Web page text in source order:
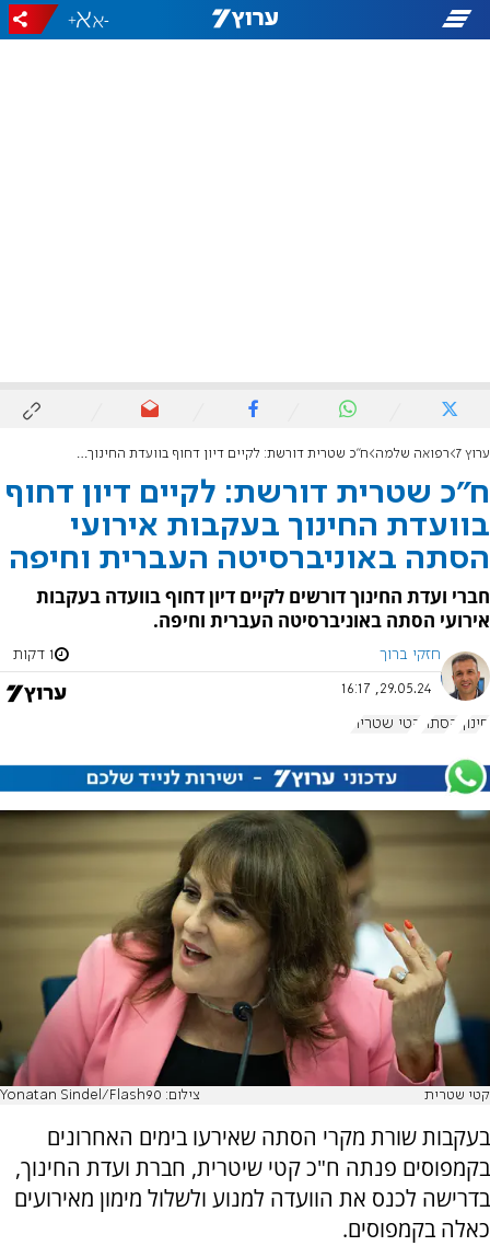
-
+
ערוץ 7 רפואה שלמה ח"כ שטרית דורשת: לקיים דיון דחוף בוועדת החינוך בעקבות אירועי הסתה באוניברסיטה העברית וחיפה
ח"כ שטרית דורשת: לקיים דיון דחוף
בוועדת החינוך בעקבות אירועי
הסתה באוניברסיטה העברית וחיפה
חברי ועדת החינוך דורשים לקיים דיון דחוף בוועדה בעקבות
אירועי הסתה באוניברסיטה העברית וחיפה.
חזקי ברוך 1 דקות
29.05.24, 16:17
חינוך הסתה קטי שטרית
קטי שטרית צילום: Yonatan Sindel/Flash90
בעקבות שורת מקרי הסתה שאירעו בימים האחרונים
בקמפוסים פנתה ח"כ קטי שיטרית, חברת ועדת החינוך,
בדרישה לכנס את הוועדה למנוע ולשלול מימון מאירועים
כאלה בקמפוסים.